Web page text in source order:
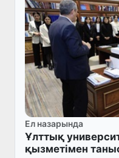
Ел назарында
Ұлттық
қызметімен